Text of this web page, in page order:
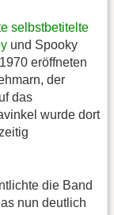
selbstbetitelte
und Spooky
eröffneten
der
das
wurde dort
die Band
nun deutlich